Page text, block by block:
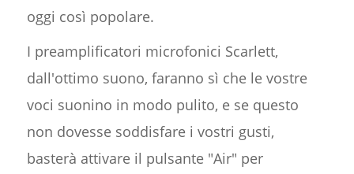
oggi così popolare.
I preamplificatori microfonici Scarlett,
dall'ottimo suono, faranno sì che le vostre
voci suonino in modo pulito, e se questo
non dovesse soddisfare i vostri gusti,
basterà attivare il pulsante "Air" per